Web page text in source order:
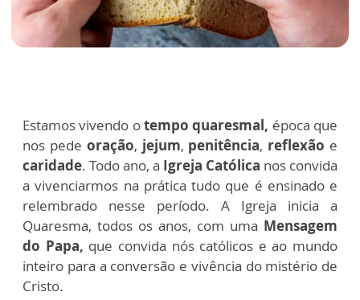
Estamos vivendo otempo quaresmal, época que
nos pede oração, jejum, penitência, reflexão e
caridade. Todo ano, a Igreja Católica nos convida
a vivenciarmos na prática tudo que é ensinado e
relembrado nesse período. A Igreja inicia a
Quaresma, todos os anos, com uma Mensagem
do Papa, que convida nós católicos e ao mundo
inteiro para a conversão e vivência do mistério de
Cristo.